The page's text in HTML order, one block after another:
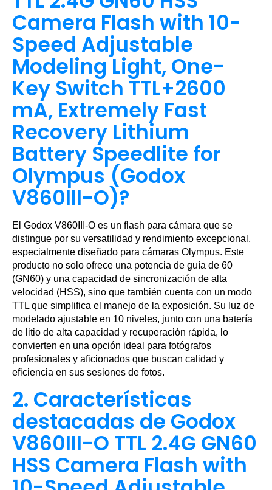
Camera Flash with 10-
Speed Adjustable
Modeling Light, One-
Key Switch TTL+2600
mA, Extremely Fast
Recovery Lithium
Battery Speedlite for
Olympus (Godox
V860III-O)?
El Godox V860III-O es un flash para cámara que se
distingue por su versatilidad y rendimiento excepcional,
especialmente diseñado para cámaras Olympus. Este
producto no solo ofrece una potencia de guía de 60
(GN60) y una capacidad de sincronización de alta
velocidad (HSS), sino que también cuenta con un modo
TTL que simplifica el manejo de la exposición. Su luz de
modelado ajustable en 10 niveles, junto con una batería
de litio de alta capacidad y recuperación rápida, lo
convierten en una opción ideal para fotógrafos
profesionales y aficionados que buscan calidad y
eficiencia en sus sesiones de fotos.
2. Características
destacadas de Godox
V860III-O TTL 2.4G GN60
HSS Camera Flash with